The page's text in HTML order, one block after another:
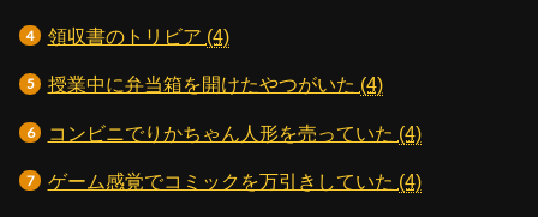
領収書のトリビア (4)
授業中に弁当箱を開けたやつがいた (4)
コンビニでりかちゃん人形を売っていた (4)
ゲーム感覚でコミックを万引きしていた (4)